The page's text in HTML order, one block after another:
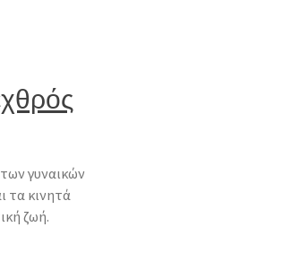
γυναικών
τα κινητά
ζωή.